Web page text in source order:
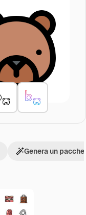
Genera un